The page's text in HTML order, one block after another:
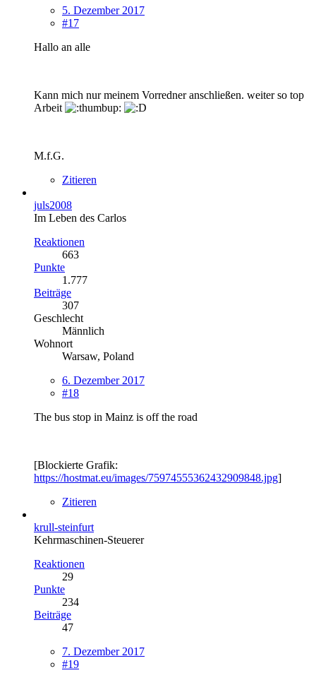
5. Dezember 2017
#17
Hallo an alle
Kann mich nur meinem Vorredner anschließen. weiter so top
Arbeit
M.f.G.
Zitieren
juls2008
Im Leben des Carlos
Reaktionen
663
Punkte
1.777
Beiträge
307
Geschlecht
Männlich
Wohnort
Warsaw, Poland
6. Dezember 2017
#18
The bus stop in Mainz is off the road
[Blockierte Grafik:
https://hostmat.eu/images/75974555362432909848.jpg]
Zitieren
krull-steinfurt
Kehrmaschinen-Steuerer
Reaktionen
29
Punkte
234
Beiträge
47
7. Dezember 2017
#19